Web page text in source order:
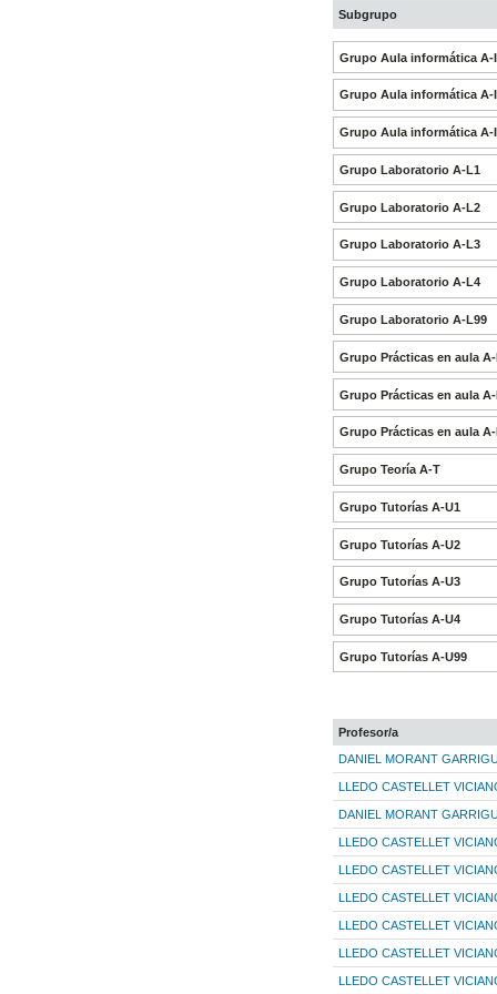
Subgrupo
Grupo Aula informática A-
Grupo Aula informática A-
Grupo Aula informática A-
Grupo Laboratorio A-L1
Grupo Laboratorio A-L2
Grupo Laboratorio A-L3
Grupo Laboratorio A-L4
Grupo Laboratorio A-L99
Grupo Prácticas en aula A-
Grupo Prácticas en aula A-
Grupo Prácticas en aula A-
Grupo Teoría A-T
Grupo Tutorías A-U1
Grupo Tutorías A-U2
Grupo Tutorías A-U3
Grupo Tutorías A-U4
Grupo Tutorías A-U99
Profesor/a
DANIEL MORANT
LLEDO CASTELLET
DANIEL MORANT
LLEDO CASTELLET
LLEDO CASTELLET
LLEDO CASTELLET
LLEDO CASTELLET
LLEDO CASTELLET
LLEDO CASTELLET